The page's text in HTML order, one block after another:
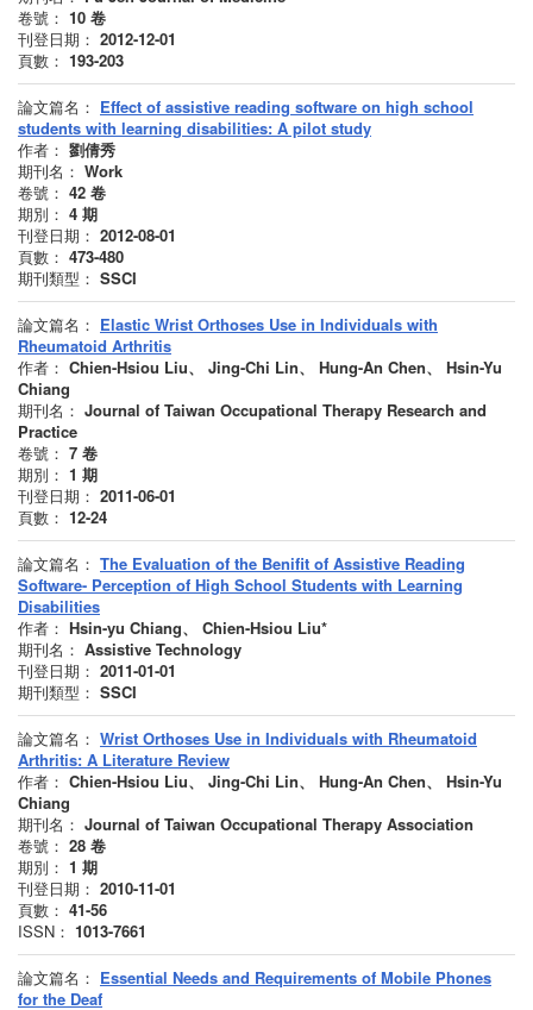
卷號： 10 卷
刊登日期： 2012-12-01
頁數： 193-203
論文篇名： Effect of assistive reading software on high school
students with learning disabilities: A pilot study
作者： 劉倩秀
期刊名： Work
卷號： 42 卷
期別： 4 期
刊登日期： 2012-08-01
頁數： 473-480
期刊類型： SSCI
論文篇名： Elastic Wrist Orthoses Use in Individuals with
Rheumatoid Arthritis
作者： Chien-Hsiou Liu、 Jing-Chi Lin、 Hung-An Chen、 Hsin-Yu
Chiang
期刊名： Journal of Taiwan Occupational Therapy Research and
Practice
卷號： 7 卷
期別： 1 期
刊登日期： 2011-06-01
頁數： 12-24
論文篇名： The Evaluation of the Benifit of Assistive Reading
Software- Perception of High School Students with Learning
Disabilities
作者： Hsin-yu Chiang、 Chien-Hsiou Liu*
期刊名： Assistive Technology
刊登日期： 2011-01-01
期刊類型： SSCI
論文篇名： Wrist Orthoses Use in Individuals with Rheumatoid
Arthritis: A Literature Review
作者： Chien-Hsiou Liu、 Jing-Chi Lin、 Hung-An Chen、 Hsin-Yu
Chiang
期刊名： Journal of Taiwan Occupational Therapy Association
卷號： 28 卷
期別： 1 期
刊登日期： 2010-11-01
頁數： 41-56
ISSN： 1013-7661
論文篇名： Essential Needs and Requirements of Mobile Phones
for the Deaf